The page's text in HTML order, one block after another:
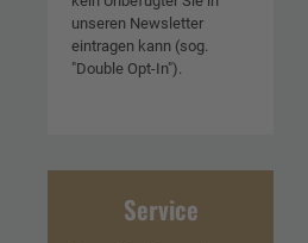
unseren Newsletter
eintragen kann (sog.
"Double Opt-In").
Service